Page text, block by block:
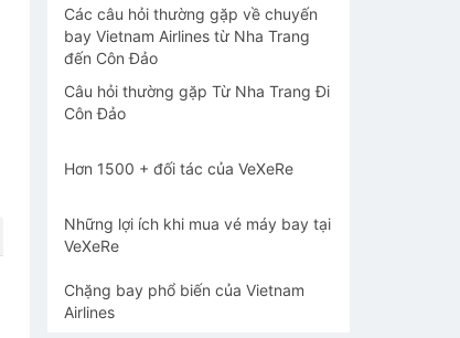
14/08
15/08
Các câu hỏi thường gặp về chuyến
bay Vietnam Airlines từ Nha Trang
đến Côn Đảo
Câu hỏi thường gặp Từ Nha Trang Đi
Côn Đảo
Hơn 1500 + đối tác của VeXeRe
Những lợi ích khi mua vé máy bay tại
VeXeRe
Chặng bay phổ biến của Vietnam
Airlines